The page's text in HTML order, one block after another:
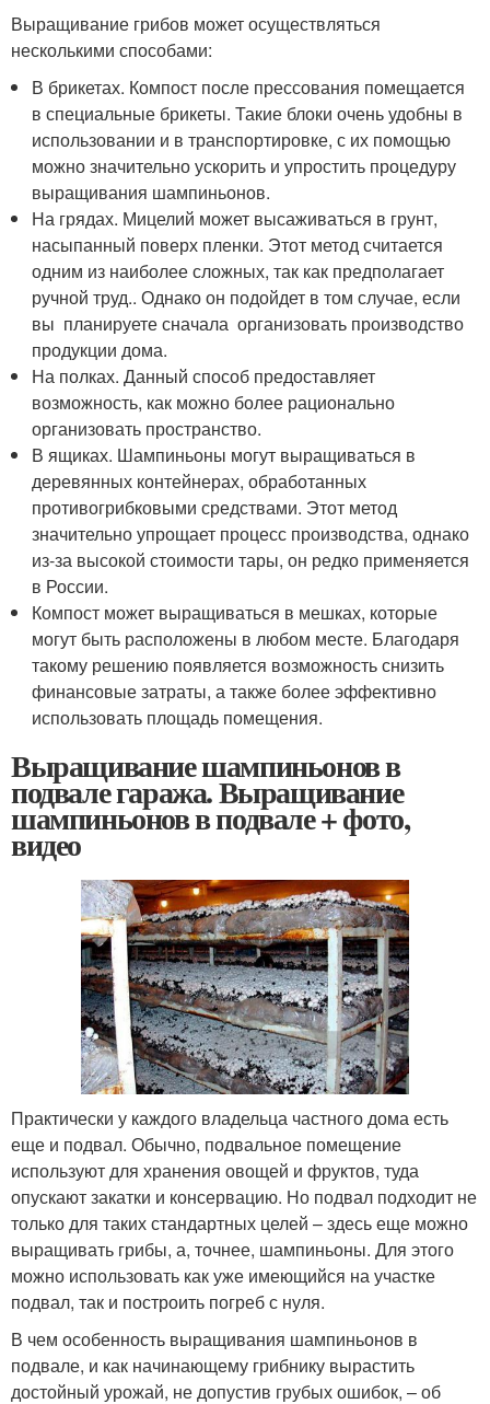
Выращивание грибов может осуществляться
несколькими способами:
В брикетах. Компост после прессования помещается
в специальные брикеты. Такие блоки очень удобны в
использовании и в транспортировке, с их помощью
можно значительно ускорить и упростить процедуру
выращивания шампиньонов.
На грядах. Мицелий может высаживаться в грунт,
насыпанный поверх пленки. Этот метод считается
одним из наиболее сложных, так как предполагает
ручной труд.. Однако он подойдет в том случае, если
вы планируете сначала организовать производство
продукции дома.
На полках. Данный способ предоставляет
возможность, как можно более рационально
организовать пространство.
В ящиках. Шампиньоны могут выращиваться в
деревянных контейнерах, обработанных
противогрибковыми средствами. Этот метод
значительно упрощает процесс производства, однако
из-за высокой стоимости тары, он редко применяется
в России.
Компост может выращиваться в мешках, которые
могут быть расположены в любом месте. Благодаря
такому решению появляется возможность снизить
финансовые затраты, а также более эффективно
использовать площадь помещения.
Выращивание шампиньонов в
подвале гаража. Выращивание
шампиньонов в подвале + фото,
видео
Практически у каждого владельца частного дома есть
еще и подвал. Обычно, подвальное помещение
используют для хранения овощей и фруктов, туда
опускают закатки и консервацию. Но подвал подходит не
только для таких стандартных целей – здесь еще можно
выращивать грибы, а, точнее, шампиньоны. Для этого
можно использовать как уже имеющийся на участке
подвал, так и построить погреб с нуля.
В чем особенность выращивания шампиньонов в
подвале, и как начинающему грибнику вырастить
достойный урожай, не допустив грубых ошибок, – об